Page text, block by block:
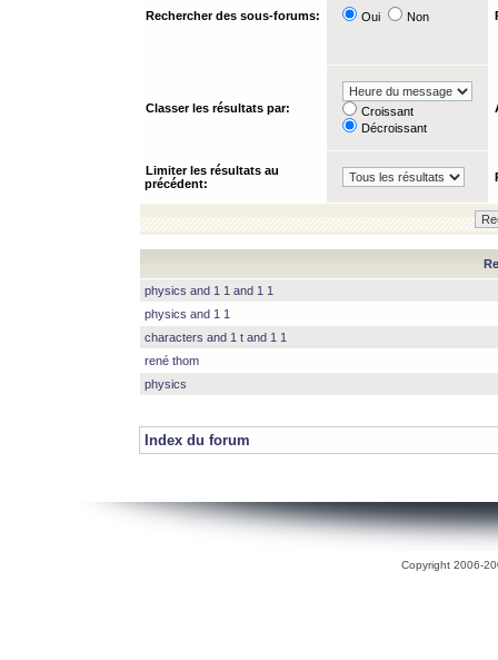
Rechercher des sous-forums: Oui Non
Classer les résultats par:
Croissant
Décroissant
Limiter les résultats au
précédent:
physics and 1 1 and 1 1
physics and 1 1
characters and 1 t and 1 1
rené thom
physics
Index du forum
Copyright 2006-